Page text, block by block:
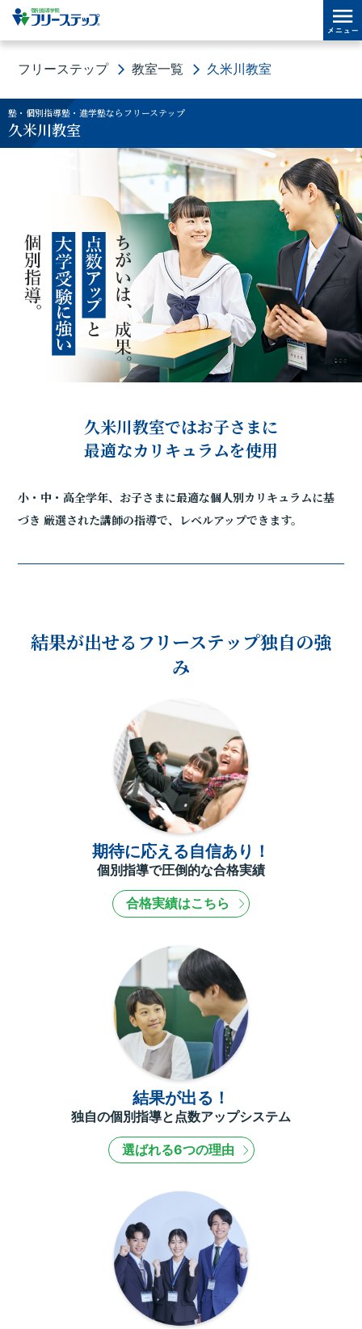
フリーステップ 教室一覧 久米川教室
塾・個別指導塾・進学塾ならフリーステップ
久米川教室
久米川教室ではお子さまに
最適なカリキュラムを使用
小・中・高全学年、お子さまに最適な個人別カリキュラムに基
づき 厳選された講師の指導で、レベルアップできます。
結果が出せるフリーステップ独自の強
み
期待に応える自信あり！
個別指導で圧倒的な合格実績
合格実績はこちら
結果が出る！
独自の個別指導と点数アップシステム
選ばれる6つの理由